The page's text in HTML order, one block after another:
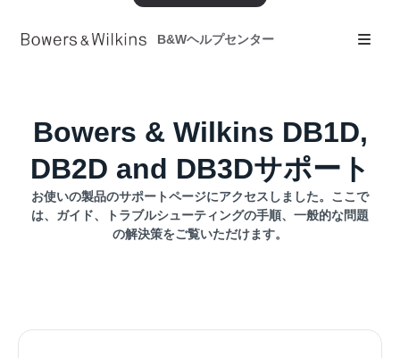
B&Wヘルプセンター
Bowers & Wilkins DB1D,
DB2D and DB3Dサポート
お使いの製品のサポートページにアクセスしました。ここで
は、ガイド、トラブルシューティングの手順、一般的な問題
の解決策をご覧いただけます。